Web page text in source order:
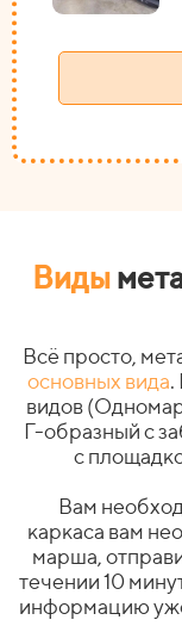
Виды
Всё просто,
основных вида.
видов
Г-образный с
с
Вам
каркаса вам
марша,
течении 10
информацию